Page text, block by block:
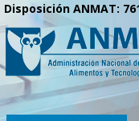
Disposición ANMAT: